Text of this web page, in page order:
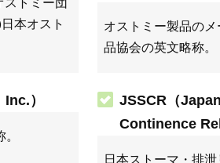
本オスト
オストミー製品の
品協会の英文略称。
）
JSSCR（
Continence
日本ストーマ・排